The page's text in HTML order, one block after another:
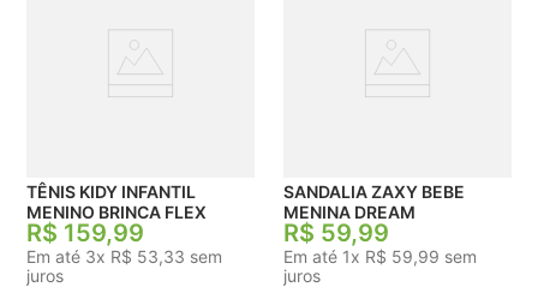
TÊNIS KIDY INFANTIL
MENINO BRINCA FLEX
R$ 159,99
Em até 3x R$ 53,33 sem
juros
SANDALIA ZAXY BEBE
MENINA DREAM
R$ 59,99
Em até 1x R$ 59,99 sem
juros